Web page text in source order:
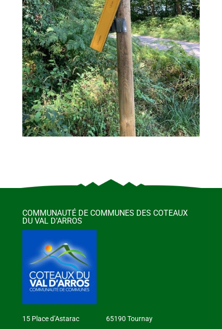
COMMUNAUTÉ DE COMMUNES DES COTEAUX
DU VAL D’ARROS
15 Place d’Astarac 65190 Tournay